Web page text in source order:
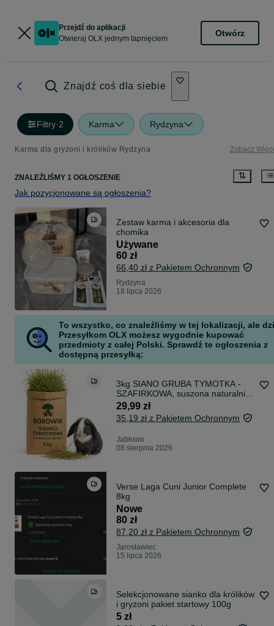
Przejdź do aplikacji
Otwieraj OLX jednym tapnięciem
Otwórz
Znajdź coś dla siebie
Filtry·2 Karma Rydzyna
Karma dla gryzoni i królików Rydzyna Zobacz
ZNALEŹLIŚMY 1 OGŁOSZENIE
Jak pozycjonowane są ogłoszenia?
Zestaw karma i akcesoria dla
chomika
Używane
60 zł
66,40 zł z Pakietem Ochronnym
Rydzyna
18 lipca 2026
To wszystko, co znaleźliśmy w tej lokalizacji, ale
Przesyłkom OLX możesz wygodnie kupować
przedmioty z całej Polski. Sprawdź te ogłoszenia z
dostępną przesyłką:
3kg SIANO GRUBA TYMOTKA -
SZAFIRKOWA, suszona naturalnie
" BOROWIK "
29,99 zł
35,19 zł z Pakietem Ochronnym
Jabłowo
08 sierpnia 2026
Verse Laga Cuni Junior Complete
8kg
Nowe
80 zł
87,20 zł z Pakietem Ochronnym
Jarosławiec
15 lipca 2026
Selekcjonowane sianko dla królików
i gryzoni pakiet startowy 100g
5 zł